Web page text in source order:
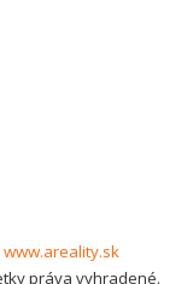
www.areality.sk
práva vyhradené.